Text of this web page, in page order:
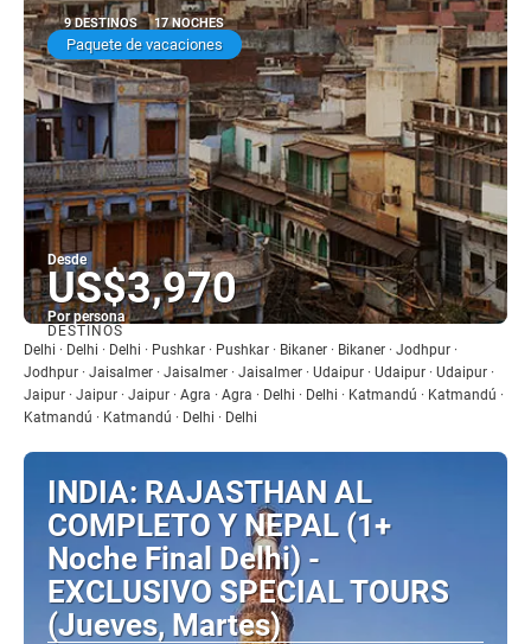
9 DESTINOS 17 NOCHES
Paquete de vacaciones
Desde
US$3,970
Por persona
Ver
DESTINOS
Delhi · Delhi · Delhi · Pushkar · Pushkar · Bikaner · Bikaner · Jodhpur ·
Jodhpur · Jaisalmer · Jaisalmer · Jaisalmer · Udaipur · Udaipur · Udaipur ·
Jaipur · Jaipur · Jaipur · Agra · Agra · Delhi · Delhi · Katmandú · Katmandú ·
Katmandú · Katmandú · Delhi · Delhi
INDIA: RAJASTHAN AL
COMPLETO Y NEPAL (1+
Noche Final Delhi) -
EXCLUSIVO SPECIAL TOURS
(Jueves, Martes)